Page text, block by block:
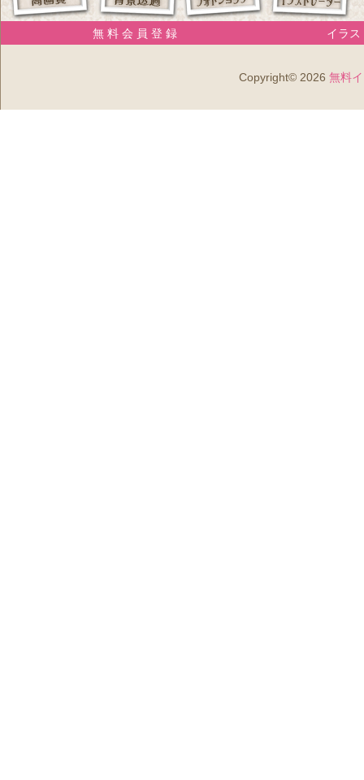
無 料 会 員 登 録 イラス
Copyright© 2026 無料